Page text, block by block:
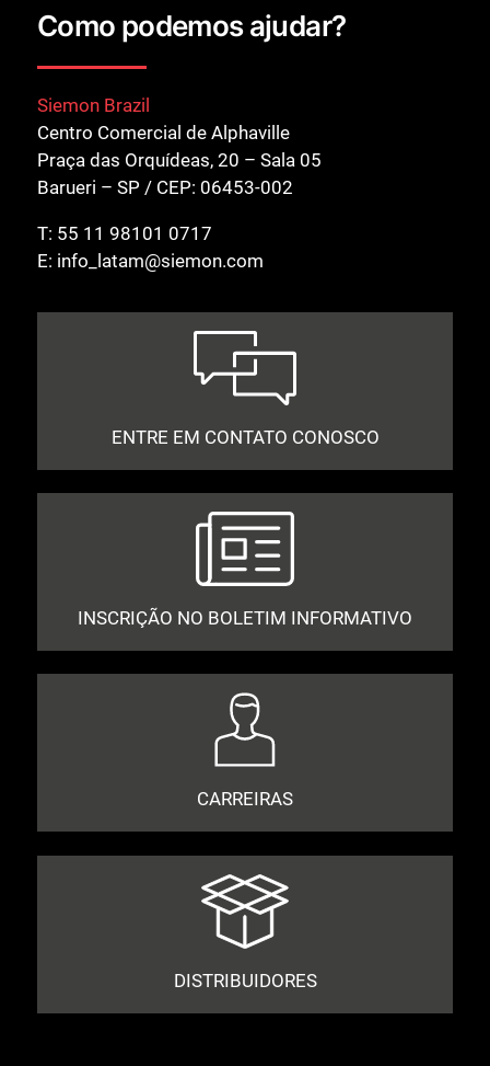
Como podemos ajudar?
Siemon Brazil
Centro Comercial de Alphaville
Praça das Orquídeas, 20 – Sala 05
Barueri – SP / CEP: 06453-002
T: 55 11 98101 0717
E: info_latam@siemon.com
ENTRE EM CONTATO CONOSCO
INSCRIÇÃO NO BOLETIM INFORMATIVO
CARREIRAS
DISTRIBUIDORES